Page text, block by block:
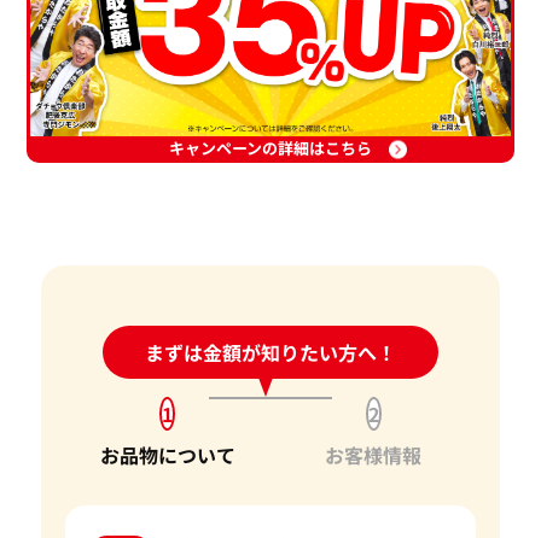
キャンペーンの詳細はこちら
まずは金額が知りたい方へ！
24時間受付中!問い合わせフォーム
1
お品物について
2
お客様情報